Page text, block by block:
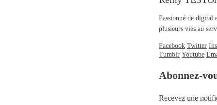
Passionné de digital
plusieurs vies au
Facebook Twitter
Tumblr Youtube
Abonnez-
Recevez une